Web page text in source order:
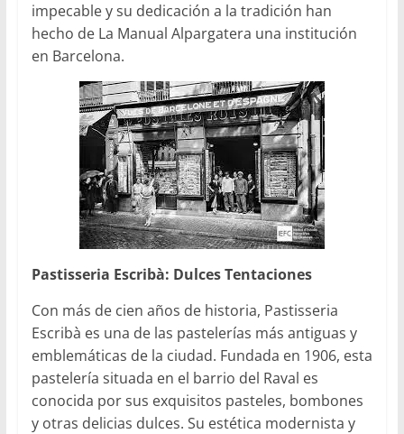
impecable y su dedicación a la tradición han
hecho de La Manual Alpargatera una institución
en Barcelona.
Pastisseria Escribà: Dulces Tentaciones
Con más de cien años de historia, Pastisseria
Escribà es una de las pastelerías más antiguas y
emblemáticas de la ciudad. Fundada en 1906, esta
pastelería situada en el barrio del Raval es
conocida por sus exquisitos pasteles, bombones
y otras delicias dulces. Su estética modernista y